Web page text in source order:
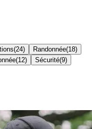
(24) Randonnée(18)
(12) Sécurité(9)